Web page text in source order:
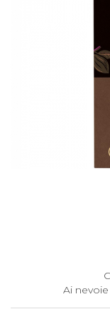
Ciocolata, cacao
Dulceata si creme
Ai